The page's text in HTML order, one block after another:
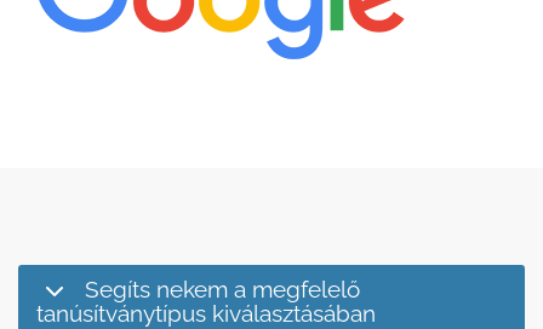
Segíts nekem a megfelelő
tanúsítványtípus kiválasztásában